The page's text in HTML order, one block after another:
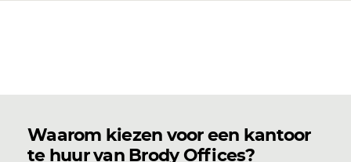
Waarom kiezen voor een kantoor
te huur van Brody Offices?